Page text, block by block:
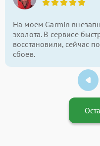
На моём Garmin
эхолота. В сервисе
восстановили, сейчас
сбоев.